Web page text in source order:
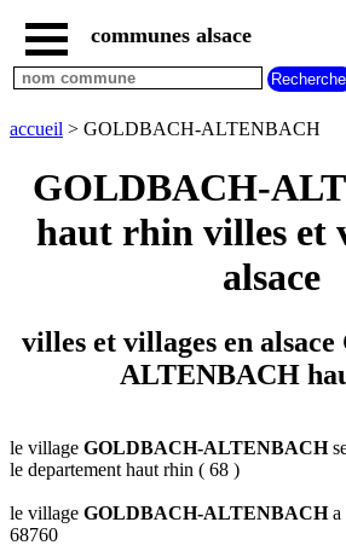
accueil
villes
rhin
commencant
B C E F
G
I J K L M
N
haut
H
I J K L M
N
V
W
communes alsace
accueil > GOLDBACH-ALTENBACH
GOLDBACH-
haut rhin villes et
alsace
villes et villages en
ALTENBACH
le village GOLDBACH-ALTENBACH
le departement haut rhin ( 68 )
le village GOLDBACH-ALTENBACHa
68760